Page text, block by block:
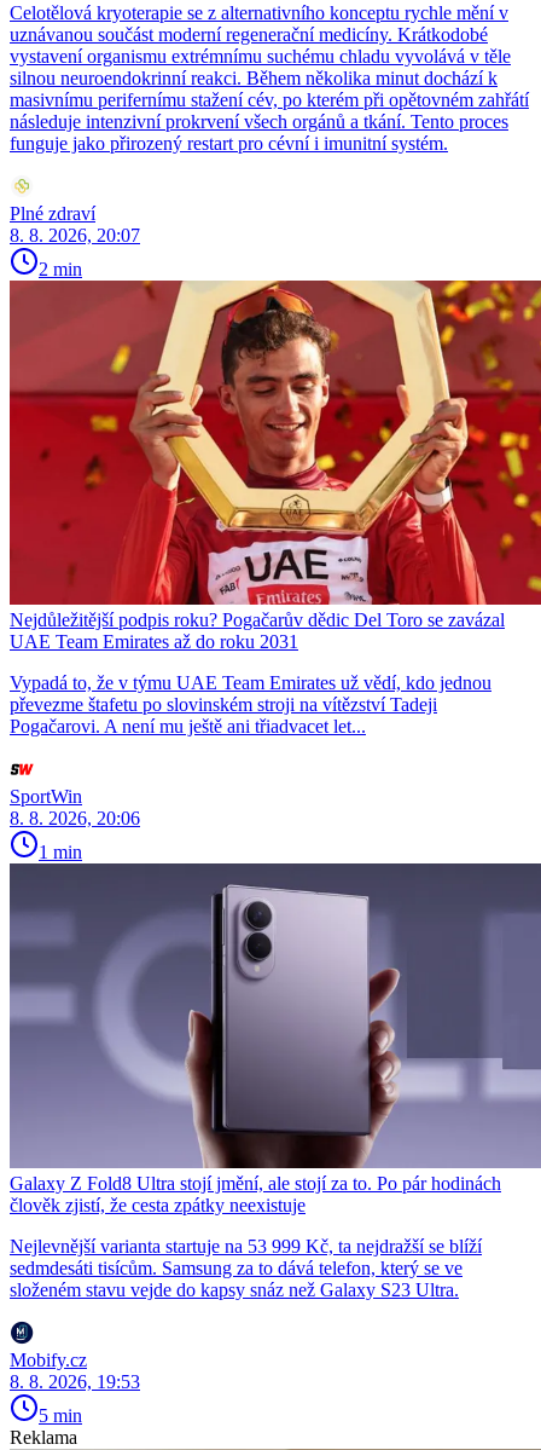
Celotělová kryoterapie se z alternativního konceptu rychle mění v
uznávanou součást moderní regenerační medicíny. Krátkodobé
vystavení organismu extrémnímu suchému chladu vyvolává v těle
silnou neuroendokrinní reakci. Během několika minut dochází k
masivnímu perifernímu stažení cév, po kterém při opětovném zahřátí
následuje intenzivní prokrvení všech orgánů a tkání. Tento proces
funguje jako přirozený restart pro cévní i imunitní systém.
Plné zdraví
8. 8. 2026, 20:07
2 min
Nejdůležitější podpis roku? Pogačarův dědic Del Toro se zavázal
UAE Team Emirates až do roku 2031
Vypadá to, že v týmu UAE Team Emirates už vědí, kdo jednou
převezme štafetu po slovinském stroji na vítězství Tadeji
Pogačarovi. A není mu ještě ani třiadvacet let...
SportWin
8. 8. 2026, 20:06
1 min
Galaxy Z Fold8 Ultra stojí jmění, ale stojí za to. Po pár hodinách
člověk zjistí, že cesta zpátky neexistuje
Nejlevnější varianta startuje na 53 999 Kč, ta nejdražší se blíží
sedmdesáti tisícům. Samsung za to dává telefon, který se ve
složeném stavu vejde do kapsy snáz než Galaxy S23 Ultra.
Mobify.cz
8. 8. 2026, 19:53
5 min
Reklama